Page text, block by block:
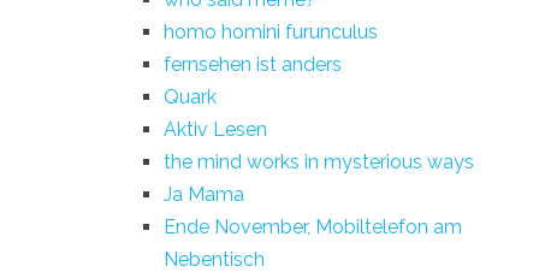
homo homini furunculus
fernsehen ist anders
Quark
Aktiv Lesen
the mind works in mysterious ways
Ja Mama
Ende November, Mobiltelefon am
Nebentisch